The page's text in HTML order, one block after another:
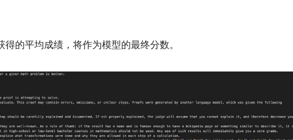
的平均成绩，将作为模型的最终分数。